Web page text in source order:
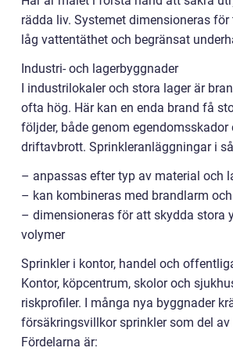
rädda liv. Systemet dimensioneras
låg vattentäthet och begränsat
Industri- och lagerbyggnader
I industrilokaler och stora lager är
ofta hög. Här kan en enda brand få
följder, både genom egendomsskador
driftavbrott. Sprinkleranläggningar i
– anpassas efter typ av material och
– kan kombineras med brandlarm
– dimensioneras för att skydda stora
volymer
Sprinkler i kontor, handel och
Kontor, köpcentrum, skolor och
riskprofiler. I många nya byggnader
försäkringsvillkor sprinkler som del av
Fördelarna är: